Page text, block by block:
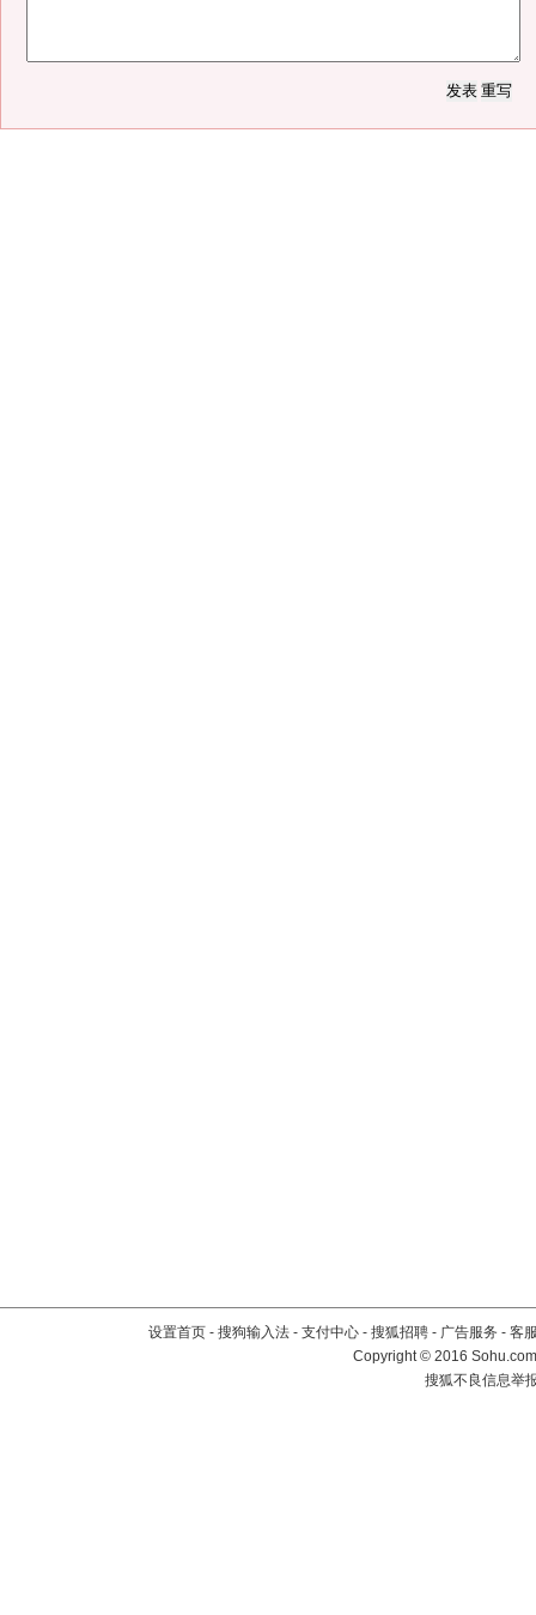
设置首页 - 搜狗输入法 - 支付中心 - 搜狐招聘 - 广告服务 - 客
Copyright©2016
搜狐不良信息举